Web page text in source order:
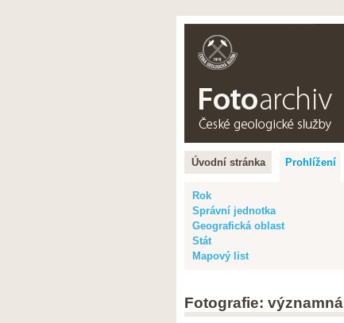
Úvodní stránka Prohlížení
Rok
Správní jednotka
Geografická oblast
Stát
Mapový list
Fotografie: